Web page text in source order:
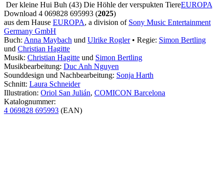
Der kleine Hui Buh (43) Die Höhle der verspukten TiereEUROPA
Download 4 069828 695993 (2025)
aus dem Hause EUROPA, a division of Sony Music Entertainment
Germany GmbH
Buch: Anna Maybach und Ulrike Rogler• Regie: Simon Bertling
und Christian Hagitte
Musik: Christian Hagitte und Simon Bertling
Musikbearbeitung: Duc Anh Nguyen
Sounddesign und Nachbearbeitung: Sonja Harth
Schnitt: Laura Schneider
Illustration: Oriol San Julián, COMICON Barcelona
Katalognummer:
4 069828 695993 (EAN)